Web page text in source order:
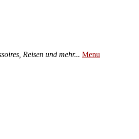
Reisen und mehr... Menu